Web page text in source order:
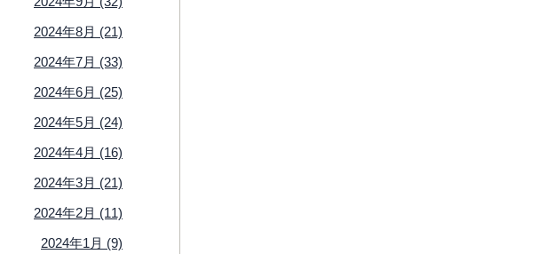
2024年8月 (21)
2024年7月 (33)
2024年6月 (25)
2024年5月 (24)
2024年4月 (16)
2024年3月 (21)
2024年2月 (11)
2024年1月 (9)